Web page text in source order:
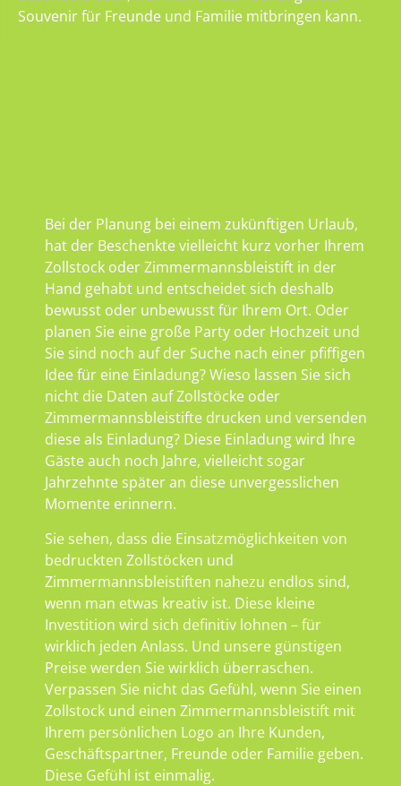
Souvenir für Freunde und Familie mitbringen kann.
Bei der Planung bei einem zukünftigen Urlaub,
hat der Beschenkte vielleicht kurz vorher Ihrem
Zollstock oder Zimmermannsbleistift in der
Hand gehabt und entscheidet sich deshalb
bewusst oder unbewusst für Ihrem Ort. Oder
planen Sie eine große Party oder Hochzeit und
Sie sind noch auf der Suche nach einer pfiffigen
Idee für eine Einladung? Wieso lassen Sie sich
nicht die Daten auf Zollstöcke oder
Zimmermannsbleistifte drucken und versenden
diese als Einladung? Diese Einladung wird Ihre
Gäste auch noch Jahre, vielleicht sogar
Jahrzehnte später an diese unvergesslichen
Momente erinnern.
Sie sehen, dass die Einsatzmöglichkeiten von
bedruckten Zollstöcken und
Zimmermannsbleistiften nahezu endlos sind,
wenn man etwas kreativ ist. Diese kleine
Investition wird sich definitiv lohnen – für
wirklich jeden Anlass. Und unsere günstigen
Preise werden Sie wirklich überraschen.
Verpassen Sie nicht das Gefühl, wenn Sie einen
Zollstock und einen Zimmermannsbleistift mit
Ihrem persönlichen Logo an Ihre Kunden,
Geschäftspartner, Freunde oder Familie geben.
Diese Gefühl ist einmalig.